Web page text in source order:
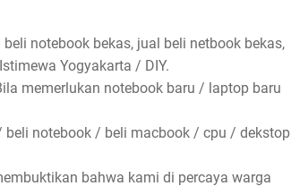
notebook bekas, jual beli netbook bekas,
Yogyakarta / DIY.
memerlukan notebook baru / laptop baru
notebook / beli macbook / cpu / dekstop
bahwa kami di percaya warga